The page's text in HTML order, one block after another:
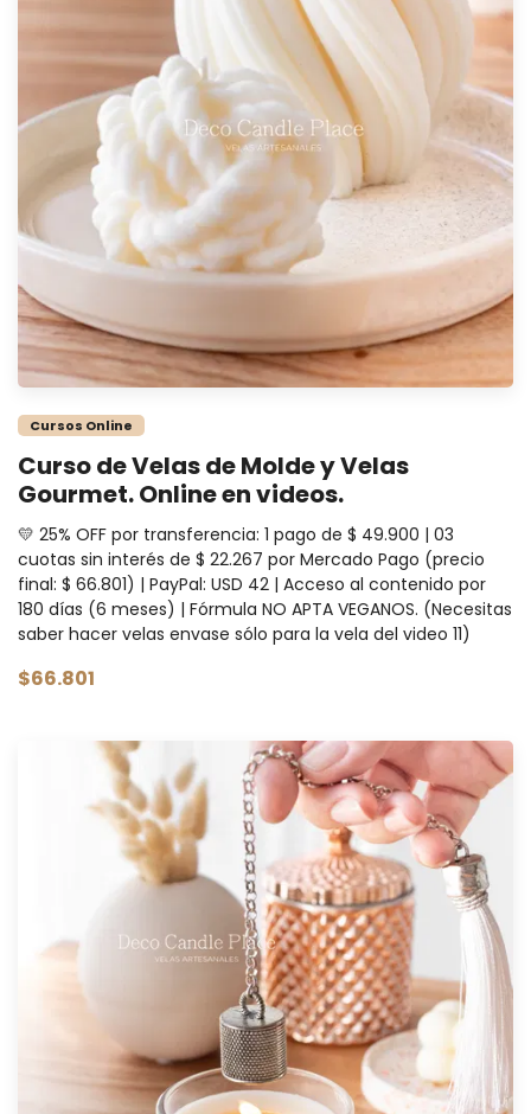
Cursos Online
Curso de Velas de Molde y Velas
Gourmet. Online en videos.
💛 25% OFF por transferencia: 1 pago de $ 49.900 | 03
cuotas sin interés de $ 22.267 por Mercado Pago (precio
final: $ 66.801) | PayPal: USD 42 | Acceso al contenido por
180 días (6 meses) | Fórmula NO APTA VEGANOS. (Necesitas
saber hacer velas envase sólo para la vela del video 11)
$66.801